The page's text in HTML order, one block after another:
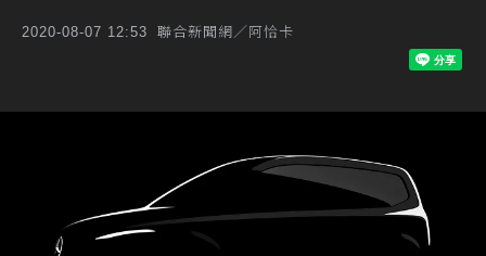
2020-08-07 12:53 聯合新聞網／阿恰卡